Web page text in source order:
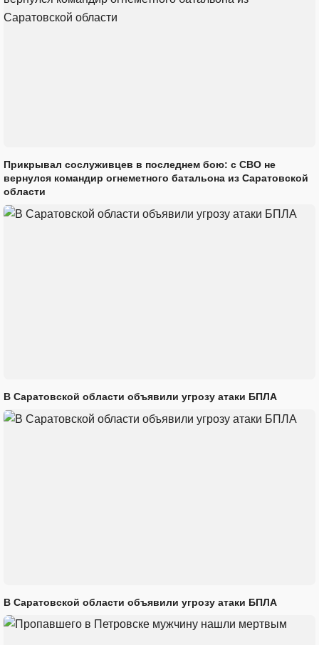
Прикрывал сослуживцев в последнем бою: с СВО не
вернулся командир огнеметного батальона из Саратовской
области
В Саратовской области объявили угрозу атаки БПЛА
В Саратовской области объявили угрозу атаки БПЛА